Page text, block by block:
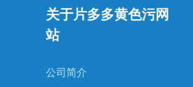
关于片多多黄色污网
站
公司简介